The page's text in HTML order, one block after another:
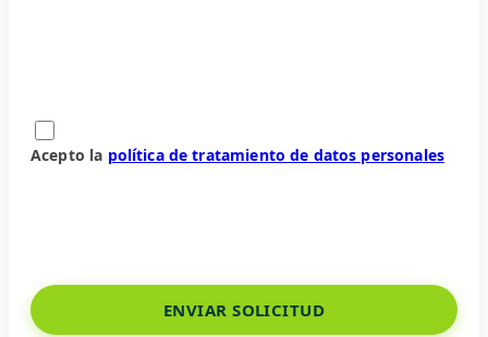
Acepto la política de tratamiento de datos personales